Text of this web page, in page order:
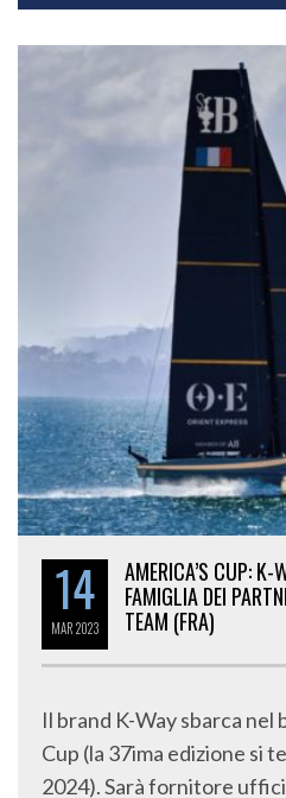
14
MAR2023
AMERICA’S CUP: K-
FAMIGLIA DEI
TEAM (FRA)
Il brand K-Way sbarca nel
Cup (la 37ima edizione si
2024). Sarà fornitore